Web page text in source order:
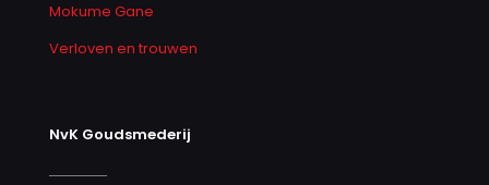
Mokume Gane
Verloven en trouwen
NvK Goudsmederij